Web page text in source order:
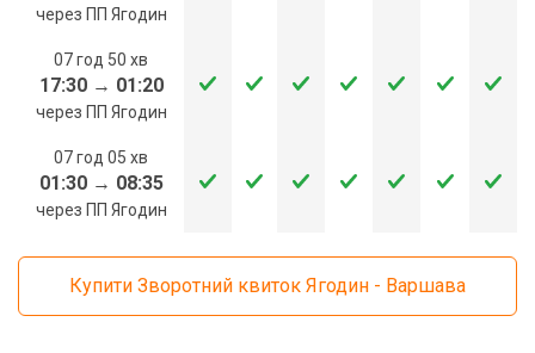
через ПП Ягодин
07 год 50 хв
17:30→ 01:20
через ПП Ягодин
07 год 05 хв
01:30→ 08:35
через ПП Ягодин
Купити Зворотний квиток Ягодин - Варшава